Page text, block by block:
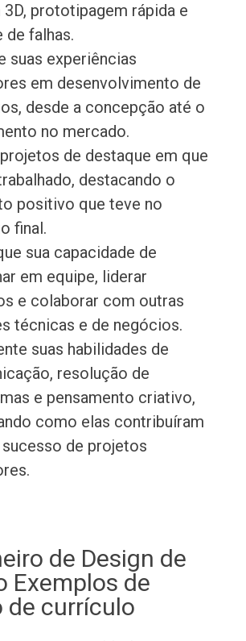
3D, prototipagem rápida e
de falhas.
suas experiências
em desenvolvimento de
desde a concepção até o
no mercado.
de destaque em que
destacando o
positivo que teve no
final.
sua capacidade de
em equipe, liderar
e colaborar com outras
técnicas e de negócios.
suas habilidades de
resolução de
e pensamento criativo,
como elas contribuíram
sucesso de projetos
de Design de
Exemplos de
de currículo